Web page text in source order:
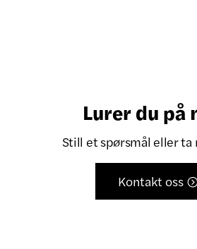
Lurer du på
Still et spørsmål eller ta
Kontakt oss